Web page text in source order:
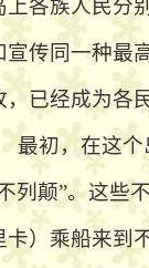
上各族人民分
宣传同一种最
，已经成为各
最初，在这
列颠”。这些
卡） 乘船来到